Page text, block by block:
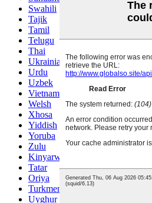
Swahili
Tajik
Tamil
Telugu
Thai
Ukrainian
Urdu
Uzbek
Vietnamese
Welsh
Xhosa
Yiddish
Yoruba
Zulu
Kinyarwanda
Tatar
Oriya
Turkmen
Uyghur